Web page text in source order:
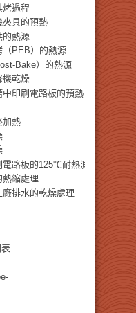
烤過程
夾具的預熱
的熱源
（PEB）的熱源
Bake）的熱源
機乾燥
印刷電路板的預熱
加熱
路板的125℃耐熱測試
熱縮處理
排水的乾燥處理